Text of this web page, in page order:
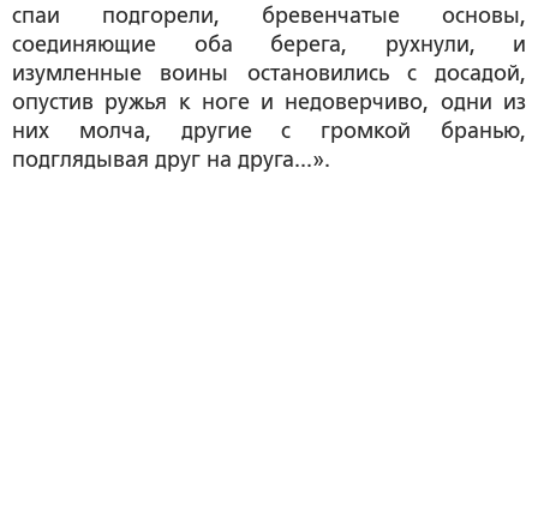
спаи подгорели, бревенчатые основы,
соединяющие оба берега, рухнули, и
изумленные воины остановились с досадой,
опустив ружья к ноге и недоверчиво, одни из
них молча, другие с громкой бранью,
подглядывая друг на друга...».